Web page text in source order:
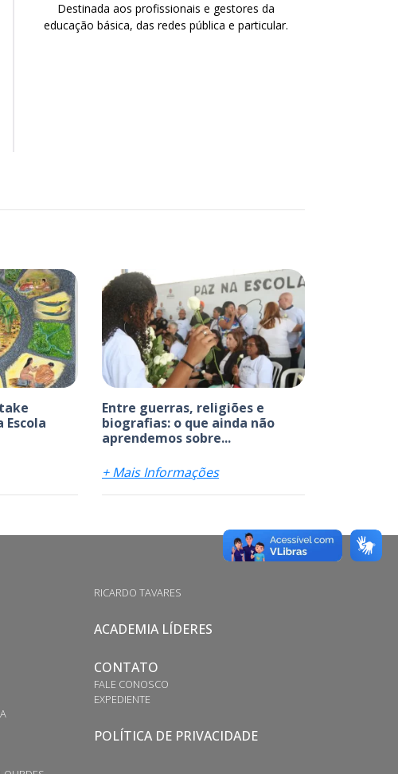
Destinada aos profissionais e gestores da
educação básica, das redes pública e particular.
Escola
Entre guerras, religiões e
biografias: o que ainda não
aprendemos sobre...
+ Mais Informações
RICARDO TAVARES
ACADEMIA LÍDERES
CONTATO
FALE CONOSCO
EXPEDIENTE
POLÍTICA DE PRIVACIDADE